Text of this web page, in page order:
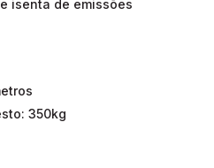
isenta de emissões
350kg